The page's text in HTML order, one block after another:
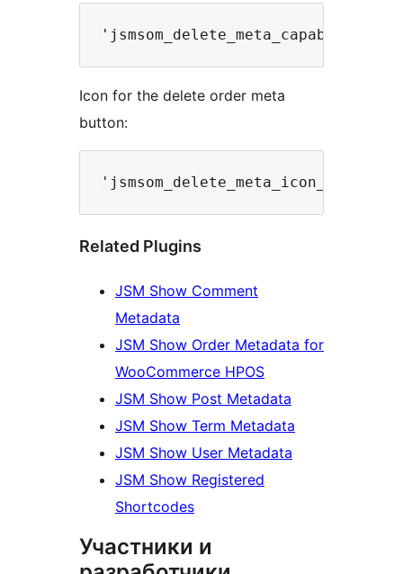
Icon for the delete order meta
button:
Related Plugins
JSM Show Comment
Metadata
JSM Show Order Metadata for
WooCommerce HPOS
JSM Show Post Metadata
JSM Show Term Metadata
JSM Show User Metadata
JSM Show Registered
Shortcodes
Участники и